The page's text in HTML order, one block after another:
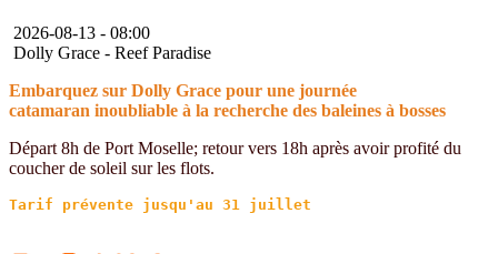
2026-08-13 - 08:00
Dolly Grace - Reef Paradise
Embarquez sur Dolly Grace pour une journée
catamaran inoubliable à la recherche des baleines à bosses
Départ 8h de Port Moselle; retour vers 18h après avoir profité du
coucher de soleil sur les flots.